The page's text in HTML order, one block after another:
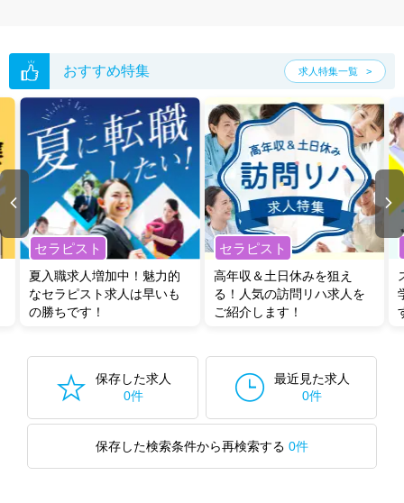
おすすめ特集 求人特集一覧
セラピスト
夏入職求人増加中！魅力的
なセラピスト求人は早いも
の勝ちです！
セラピスト
高年収＆土日休みを狙え
る！人気の訪問リハ求人を
ご紹介します！
保存した求人
0件
最近見た求人
0件
保存した検索条件から再検索する 0件